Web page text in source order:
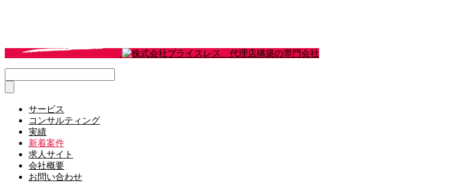
サービス
コンサルティング
実績
新着案件
求人サイト
会社概要
お問い合わせ